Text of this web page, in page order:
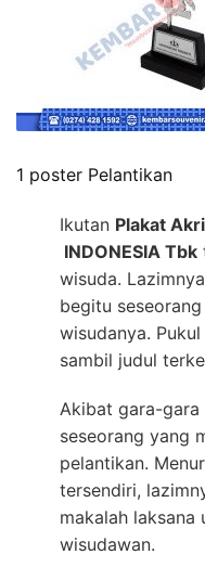
1 poster Pelantikan
Ikutan Plakat
INDONESIA Tbk
wisuda.
begitu
wisudanya.
sambil judul
Akibat gara-
seseorang yang
pelantikan.
tersendiri,
makalah laksana
wisudawan.